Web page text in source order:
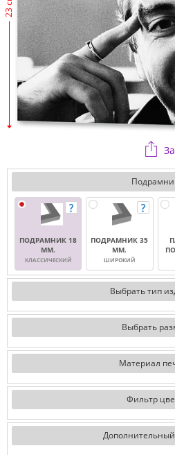
23 см
ПОДРАМНИК 18
ММ.
КЛАССИЧЕСКИЙ
ПОДРАМНИК 35
ММ.
ШИРОКИЙ
Выбрать тип
Выбрать
Материал
Фильтр